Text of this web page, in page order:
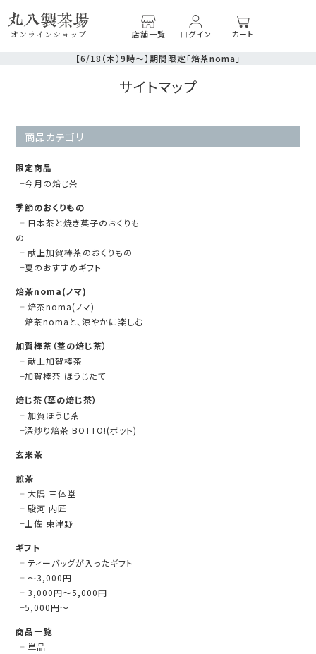
オンラインショップ 店舗一覧 ログイン カート
【6/18（木）9時～】期間限定「焙茶noma」
サイトマップ
商品カテゴリ
限定商品
└今月の焙じ茶
季節のおくりもの
├ 日本茶と焼き菓子のおくりも
の
├献上加賀棒茶のおくりもの
└夏のおすすめギフト
焙茶noma(ノマ)
├焙茶noma(ノマ)
└焙茶nomaと、涼やかに楽しむ
加賀棒茶（茎の焙じ茶）
├献上加賀棒茶
└加賀棒茶 ほうじたて
焙じ茶（葉の焙じ茶）
├加賀ほうじ茶
└深炒り焙茶 BOTTO!(ボット)
玄米茶
煎茶
├ 大隅 三体堂
├ 駿河 内匠
└土佐 東津野
ギフト
├ティーバッグが入ったギフト
├～3,000円
├3,000円～5,000円
└5,000円～
商品一覧
├ 単品